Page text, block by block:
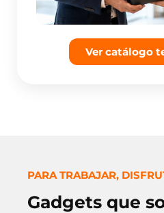
Ver catálogo
PARA TRABAJAR,
Gadgets que